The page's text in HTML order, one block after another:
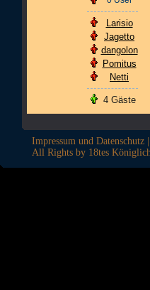
Larisio
Jagetto
dangolon
Pomitus
Netti
4 Gäste
Impressum und Datenschutz
All Rights by 18tes